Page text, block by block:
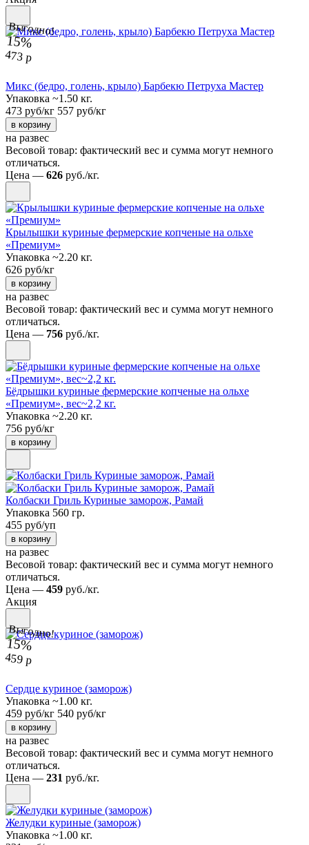
Выгодно!
15%
473 р
Микс (бедро, голень, крыло) Барбекю Петруха Мастер
Упаковка ~1.50 кг.
473 руб/кг 557 руб/кг
в корзину
на развес
Весовой товар: фактический вес и сумма могут немного
отличаться.
Цена — 626 руб./кг.
Крылышки куриные фермерские копченые на ольхе
«Премиум»
Упаковка ~2.20 кг.
626 руб/кг
в корзину
на развес
Весовой товар: фактический вес и сумма могут немного
отличаться.
Цена — 756 руб./кг.
Бёдрышки куриные фермерские копченые на ольхе
«Премиум», вес~2,2 кг.
Упаковка ~2.20 кг.
756 руб/кг
в корзину
Колбаски Гриль Куриные заморож, Рамай
Упаковка 560 гр.
455 руб/уп
в корзину
на развес
Весовой товар: фактический вес и сумма могут немного
отличаться.
Цена — 459 руб./кг.
Акция
Выгодно!
15%
459 р
Сердце куриное (заморож)
Упаковка ~1.00 кг.
459 руб/кг 540 руб/кг
в корзину
на развес
Весовой товар: фактический вес и сумма могут немного
отличаться.
Цена — 231 руб./кг.
Желудки куриные (заморож)
Упаковка ~1.00 кг.